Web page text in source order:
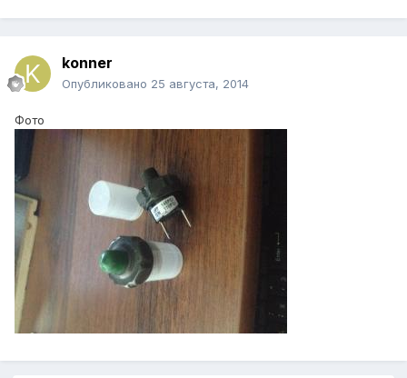
konner
Опубликовано 25 августа, 2014
Фото